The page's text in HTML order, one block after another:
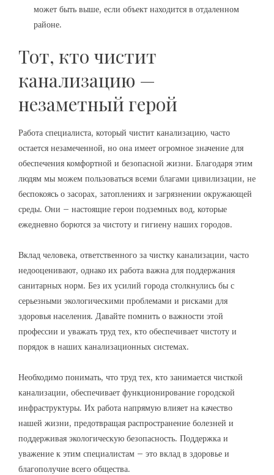
может быть выше, если объект находится в отдаленном
районе.
Тот, кто чистит
канализацию —
незаметный герой
Работа специалиста, который чистит канализацию, часто
остается незамеченной, но она имеет огромное значение для
обеспечения комфортной и безопасной жизни. Благодаря этим
людям мы можем пользоваться всеми благами цивилизации, не
беспокоясь о засорах, затоплениях и загрязнении окружающей
среды. Они – настоящие герои подземных вод, которые
ежедневно борются за чистоту и гигиену наших городов.
Вклад человека, ответственного за чистку канализации, часто
недооценивают, однако их работа важна для поддержания
санитарных норм. Без их усилий города столкнулись бы с
серьезными экологическими проблемами и рисками для
здоровья населения. Давайте помнить о важности этой
профессии и уважать труд тех, кто обеспечивает чистоту и
порядок в наших канализационных системах.
Необходимо понимать, что труд тех, кто занимается чисткой
канализации, обеспечивает функционирование городской
инфраструктуры. Их работа напрямую влияет на качество
нашей жизни, предотвращая распространение болезней и
поддерживая экологическую безопасность. Поддержка и
уважение к этим специалистам – это вклад в здоровье и
благополучие всего общества.